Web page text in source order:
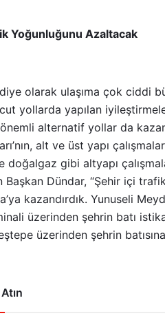
Yoğunluğunu Azaltacak
olarak ulaşıma çok ciddi
yollarda yapılan
alternatif yollar da
alt ve üst yapı
doğalgaz gibi altyapı
Başkan Dündar, “Şehir içi
kazandırdık. Yunuseli
üzerinden şehrin batı
üzerinden şehrin